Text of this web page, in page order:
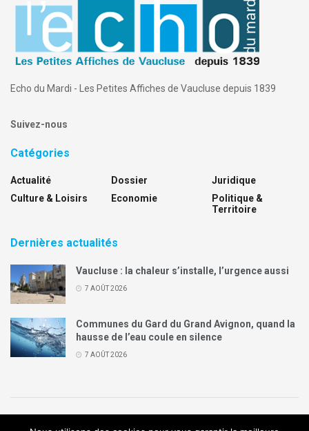
Echo du Mardi - Les Petites Affiches de Vaucluse depuis 1839
Suivez-nous
Catégories
Actualité
Culture & Loisirs
Dossier
Economie
Juridique
Politique &
Territoire
Dernières actualités
Vaucluse : la chaleur s’installe, l’urgence aussi
7 AOÛT 2026
Communes du Gard du Grand Avignon, quand la
hausse de l’eau coule en silence
7 AOÛT 2026
Politique de confidentialité Mentions légales Contact